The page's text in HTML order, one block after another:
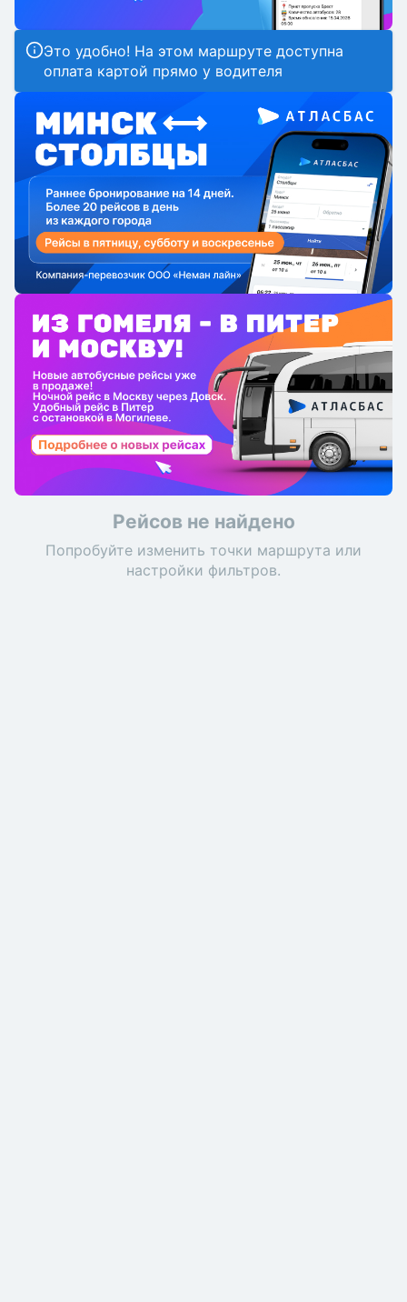
Это удобно! На этом маршруте доступна
оплата картой прямо у водителя
Рейсов не найдено
Попробуйте изменить точки маршрута или
настройки фильтров.